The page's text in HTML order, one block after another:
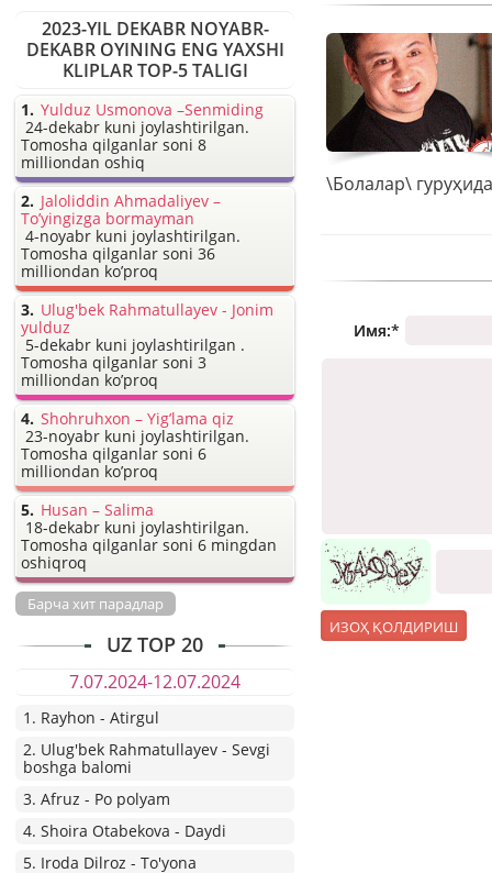
Имя:*
2023-YIL DEKABR NOYABR-
DEKABR OYINING ENG YAXSHI
KLIPLAR TOP-5 TALIGI
Yulduz Usmonova –Senmiding
24-dekabr kuni joylashtirilgan.
Tomosha qilganlar soni 8
milliondan oshiq
Jaloliddin Ahmadaliyev –
To’yingizga bormayman
4-noyabr kuni joylashtirilgan.
Tomosha qilganlar soni 36
milliondan ko’proq
Ulug'bek Rahmatullayev - Jonim
yulduz
5-dekabr kuni joylashtirilgan .
Tomosha qilganlar soni 3
milliondan ko’proq
Shohruhxon – Yig’lama qiz
23-noyabr kuni joylashtirilgan.
Tomosha qilganlar soni 6
milliondan ko’proq
Husan – Salima
18-dekabr kuni joylashtirilgan.
Tomosha qilganlar soni 6 mingdan
oshiqroq
Барча хит парадлар
UZ TOP 20
7.07.2024-12.07.2024
1. Rayhon - Atirgul
2. Ulug'bek Rahmatullayev - Sevgi
boshga balomi
3. Afruz - Po polyam
4. Shoira Otabekova - Daydi
5. Iroda Dilroz - To'yona